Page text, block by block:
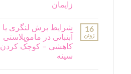
زایمان
16
ژوئن
شرایط برش لنگری یا
آبنباتی در ماموپلاستی
کاهشی – کوچک کردن
سینه